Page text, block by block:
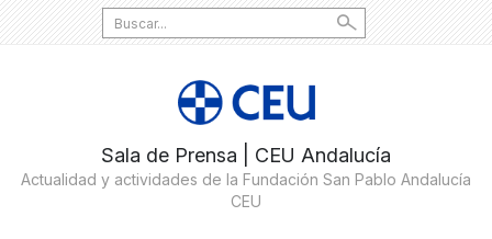
Search
for: